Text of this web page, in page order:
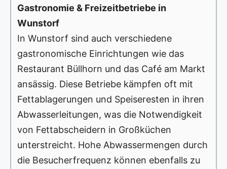
Gastronomie & Freizeitbetriebe in
Wunstorf
In Wunstorf sind auch verschiedene
gastronomische Einrichtungen wie das
Restaurant Büllhorn und das Café am Markt
ansässig. Diese Betriebe kämpfen oft mit
Fettablagerungen und Speiseresten in ihren
Abwasserleitungen, was die Notwendigkeit
von Fettabscheidern in Großküchen
unterstreicht. Hohe Abwassermengen durch
die Besucherfrequenz können ebenfalls zu